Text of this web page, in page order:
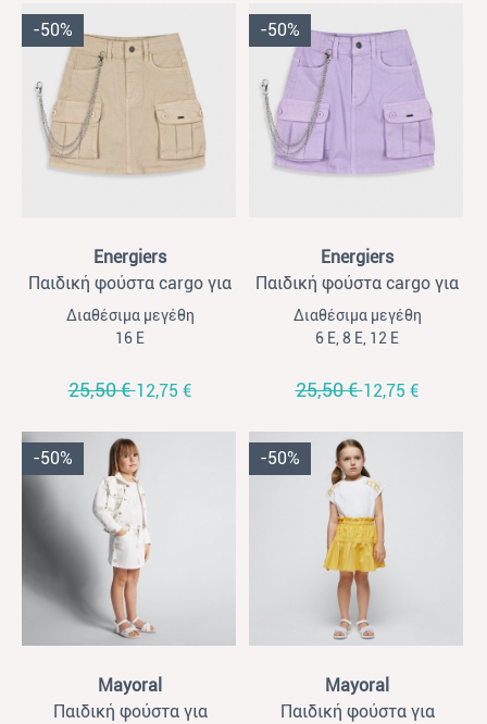
-50%
Energiers
Παιδική φούστα cargo για
κορίτσια Energiers μπεζ
Διαθέσιμα μεγέθη
16 Ε
25,50 €12,75 €
-50%
Energiers
Παιδική φούστα cargo για
κορίτσια Energiers μωβ
Διαθέσιμα μεγέθη
6 Ε, 8 Ε, 12 Ε
25,50 €12,75 €
-50%
Mayoral
Παιδική φούστα για
-50%
Mayoral
Παιδική φούστα για